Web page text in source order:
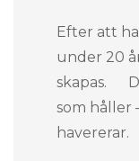
Efter att
under 20
skapas.
som håller
havererar.